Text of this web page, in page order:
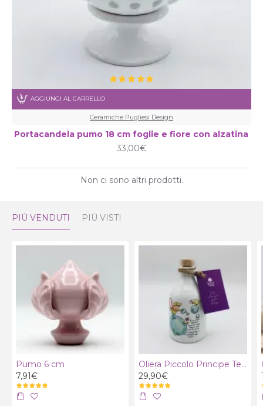
Ceramiche Pugliesi Design
Portacandela pumo 18 cm foglie e fiore con alzatina
33,00€
AGGIUNGI AL CARRELLO
Non ci sono altri prodotti.
PIÙ VENDUTI PIÙ VISTI
Pumo 6 cm
7,91€
Oliera Piccolo Principe Terra con olio extra vergine bio
29,90€